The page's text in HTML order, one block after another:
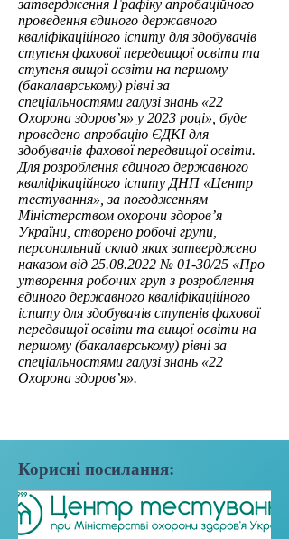
затвердження Графіку апробаційного
проведення єдиного державного
кваліфікаційного іспиту для здобувачів
ступеня фахової передвищої освіти та
ступеня вищої освіти на першому
(бакалаврському) рівні за
спеціальностями галузі знань «22
Охорона здоров’я» у 2023 році», буде
проведено апробацію ЄДКІ для
здобувачів фахової передвищої освіти.
Для розроблення єдиного державного
кваліфікаційного іспиту ДНП «Центр
тестування», за погодженням
Міністерством охорони здоров’я
України, створено робочі групи,
персональний склад яких затверджено
наказом від 25.08.2022 № 01-30/25 «Про
утворення робочих груп з розроблення
єдиного державного кваліфікаційного
іспиту для здобувачів ступенів фахової
передвищої освіти та вищої освіти на
першому (бакалаврському) рівні за
спеціальностями галузі знань «22
Охорона здоров’я».
Корисні посилання: